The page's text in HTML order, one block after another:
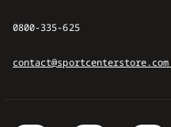
0800-335-625